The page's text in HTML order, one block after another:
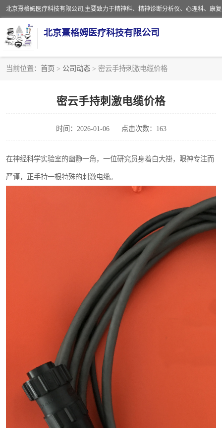
北京熹格姆医疗科技有限公司
当前位置： 首页 > 公司动态 > 密云手持刺激电缆价格
密云手持刺激电缆价格
时间：2026-01-06 点击次数：163
在神经科学实验室的幽静一角，一位研究员身着白大褂，眼神专注而
严谨，正手持一根特殊的刺激电缆。